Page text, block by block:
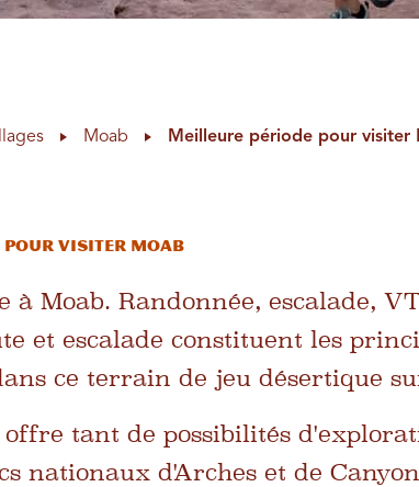
Moab Meilleure période pour visiter
pour visiter Moab
Moab. Randonnée, escalade,
et escalade constituent les
ce terrain de jeu désertique
offre tant de possibilités
nationaux d'Arches et de